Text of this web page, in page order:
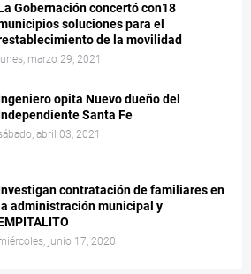
Gobernación concertó con18
soluciones para el
de la movilidad
lunes, marzo 29, 2021
opita Nuevo dueño del
Santa Fe
abril 03, 2021
contratación de familiares en
la administración municipal y
junio 17, 2020